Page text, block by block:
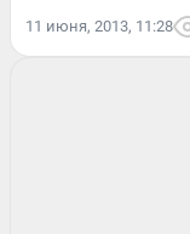
11 июня, 2013, 11:28